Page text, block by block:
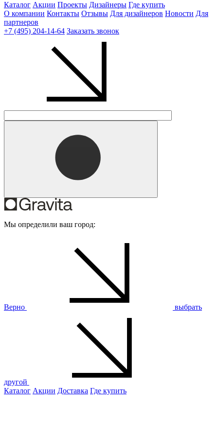
Каталог Акции Проекты Дизайнеры Где купить
О компании Контакты Отзывы Для дизайнеров Новости Для
партнеров
+7 (495) 204-14-64 Заказать звонок
Мы определили ваш город:
Верно выбрать
другой
Каталог Акции Доставка Где купить